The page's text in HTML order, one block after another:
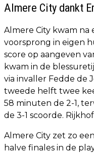
Almere City dankt
Almere City kwam
voorsprong in eigen
score op aangeven
kwam in de
via invaller Fedde de
tweede helft twee
58 minuten de 2-1,
de 3-1 scoorde.
Almere City zet zo
halve finales in de